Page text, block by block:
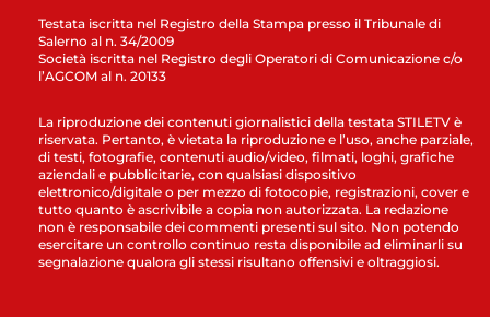
Testata iscritta nel Registro della Stampa presso il Tribunale di
Salerno al n. 34/2009
Società iscritta nel Registro degli Operatori di Comunicazione c/o
l’AGCOM al n. 20133
La riproduzione dei contenuti giornalistici della testata STILETV è
riservata. Pertanto, è vietata la riproduzione e l’uso, anche parziale,
di testi, fotografie, contenuti audio/video, filmati, loghi, grafiche
aziendali e pubblicitarie, con qualsiasi dispositivo
elettronico/digitale o per mezzo di fotocopie, registrazioni, cover e
tutto quanto è ascrivibile a copia non autorizzata. La redazione
non è responsabile dei commenti presenti sul sito. Non potendo
esercitare un controllo continuo resta disponibile ad eliminarli su
segnalazione qualora gli stessi risultano offensivi e oltraggiosi.